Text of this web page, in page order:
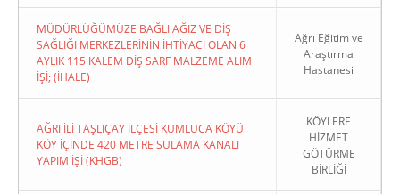
MÜDÜRLÜĞÜMÜZE BAĞLI AĞIZ VE DİŞ
SAĞLIĞI MERKEZLERİNİN İHTİYACI OLAN 6
AYLIK 115 KALEM DİŞ SARF MALZEME ALIM
İŞİ; (İHALE)
Ağrı Eğitim ve
Araştırma
Hastanesi
AĞRI İLİ TAŞLIÇAY İLÇESİ KUMLUCA KÖYÜ
KÖY İÇİNDE 420 METRE SULAMA KANALI
YAPIM İŞİ (KHGB)
KÖYLERE
HİZMET
GÖTÜRME
BİRLİĞİ